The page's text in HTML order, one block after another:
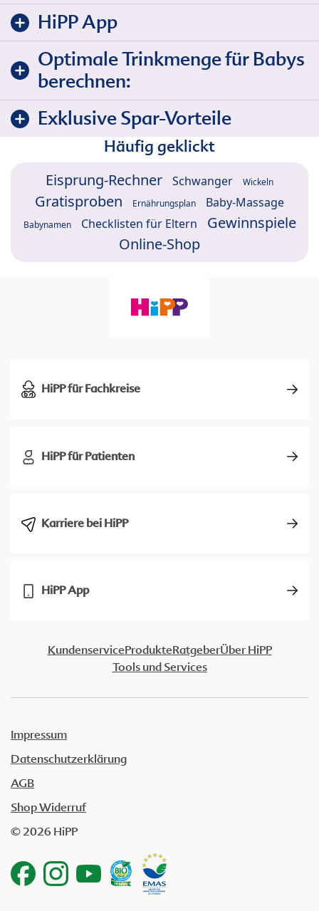
HiPP App
Optimale Trinkmenge für Babys
berechnen:
Exklusive Spar-Vorteile
Häufig geklickt
Eisprung-Rechner Schwanger Wickeln
Gratisproben Ernährungsplan Baby-Massage
Babynamen Checklisten für Eltern
Gewinnspiele
Online-Shop
HiPP für Fachkreise
HiPP für Patienten
Karriere bei HiPP
HiPP App
KundenserviceProdukteRatgeberÜber HiPP
Tools und Services
Impressum
Datenschutzerklärung
AGB
Shop Widerruf
© 2026 HiPP